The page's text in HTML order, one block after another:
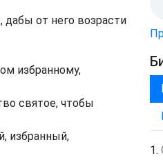
от него возрасти
избранному,
святое, чтобы
избранный,